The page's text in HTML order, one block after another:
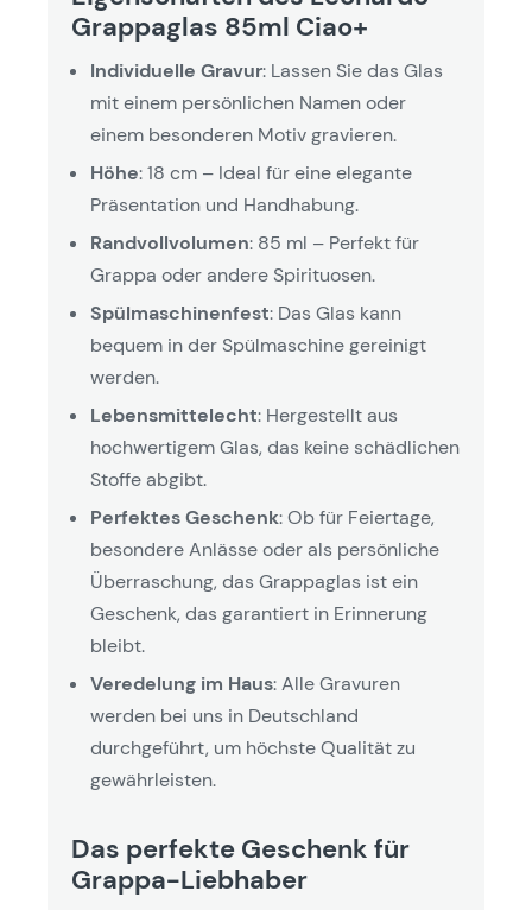
Grappaglas 85ml Ciao+
Individuelle Gravur: Lassen Sie das Glas
mit einem persönlichen Namen oder
einem besonderen Motiv gravieren.
Höhe: 18 cm – Ideal für eine elegante
Präsentation und Handhabung.
Randvollvolumen: 85 ml – Perfekt für
Grappa oder andere Spirituosen.
Spülmaschinenfest: Das Glas kann
bequem in der Spülmaschine gereinigt
werden.
Lebensmittelecht: Hergestellt aus
hochwertigem Glas, das keine schädlichen
Stoffe abgibt.
Perfektes Geschenk: Ob für Feiertage,
besondere Anlässe oder als persönliche
Überraschung, das Grappaglas ist ein
Geschenk, das garantiert in Erinnerung
bleibt.
Veredelung im Haus: Alle Gravuren
werden bei uns in Deutschland
durchgeführt, um höchste Qualität zu
gewährleisten.
Das perfekte Geschenk für
Grappa-Liebhaber